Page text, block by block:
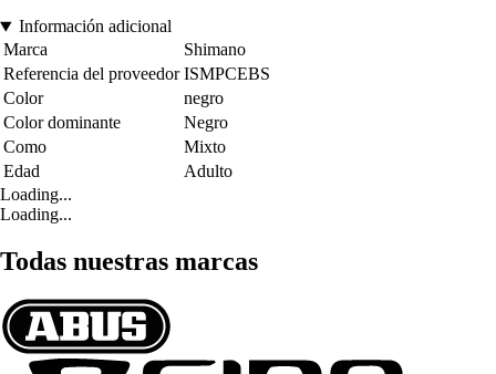
Información adicional
Marca
Shimano
Referencia del proveedor ISMPCEBS
Color
negro
Color dominante
Negro
Como
Mixto
Edad
Adulto
Loading...
Loading...
Todas nuestras marcas